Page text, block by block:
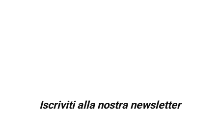
Iscriviti alla nostra newsletter